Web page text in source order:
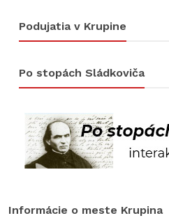
Podujatia v Krupine
Po stopách Sládkoviča
Informácie o meste Krupina